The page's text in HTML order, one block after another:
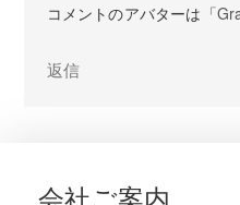
コメントのアバターは「
返信
会社ご案内